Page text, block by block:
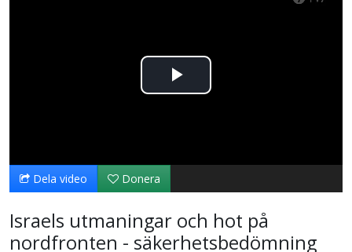
Spela
video
Dela video Donera
Israels utmaningar och hot på
nordfronten - säkerhetsbedömning